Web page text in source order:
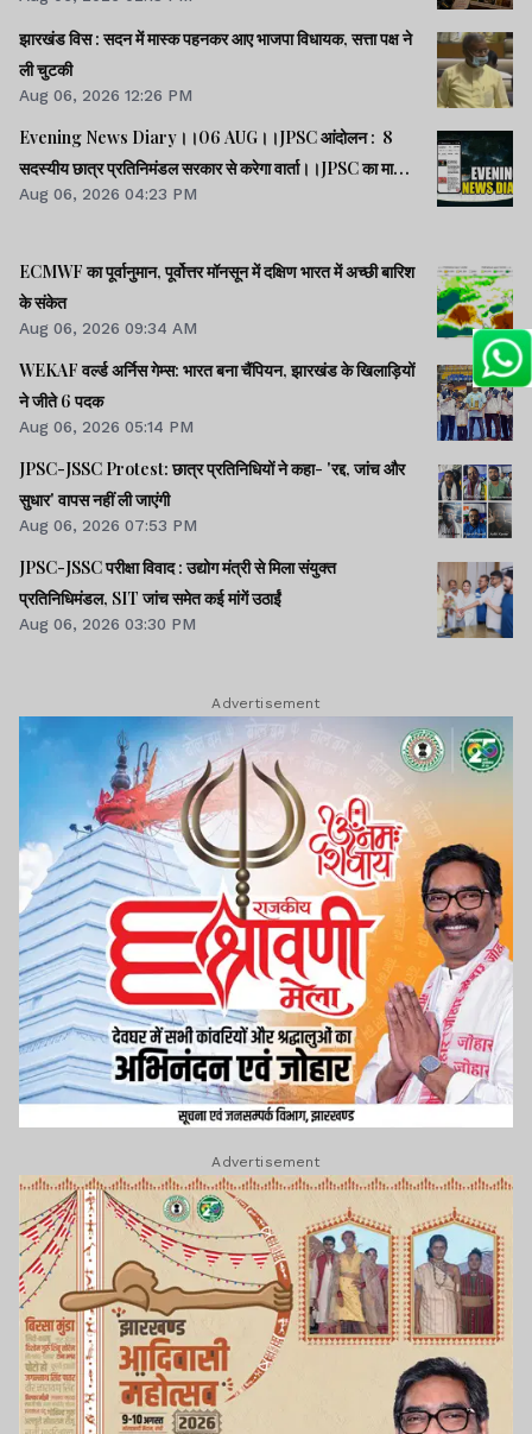
झारखंड विस : सदन में मास्क पहनकर आए भाजपा विधायक, सत्ता पक्ष ने
ली चुटकी
Aug 06, 2026 12:26 PM
Evening News Diary।।06 AUG।।JPSC आंदोलन : 8
सदस्यीय छात्र प्रतिनिमंडल सरकार से करेगा वार्ता।।JPSC का मामला
पेपर लीक का नहीं, बैक डोर से गलत नियुक्ति का है : किशोर।।BPSC
व वीडियो।।
Aug 06, 2026 04:23 PM
ECMWF का पूर्वानुमान, पूर्वोत्तर मॉनसून में दक्षिण भारत में अच्छी बारिश
के संकेत
Aug 06, 2026 09:34 AM
WEKAF वर्ल्ड अर्निस गेम्स: भारत बना चैंपियन, झारखंड के खिलाड़ियों
ने जीते 6 पदक
Aug 06, 2026 05:14 PM
JPSC-JSSC Protest: छात्र प्रतिनिधियों ने कहा- 'रद्द, जांच और
सुधार' वापस नहीं ली जाएंगी
Aug 06, 2026 07:53 PM
JPSC-JSSC परीक्षा विवाद : उद्योग मंत्री से मिला संयुक्त
प्रतिनिधिमंडल, SIT जांच समेत कई मांगें उठाईं
Aug 06, 2026 03:30 PM
Advertisement
Advertisement